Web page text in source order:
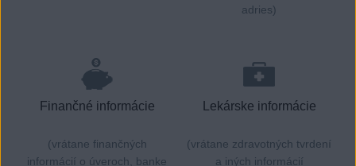
adries)
Finančné informácie
(vrátane finančných
informácií o úveroch, banke
Lekárske informácie
(vrátane zdravotných tvrdení
a iných informácií